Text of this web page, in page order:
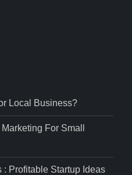
Local Business?
For Small
: Profitable Startup Ideas